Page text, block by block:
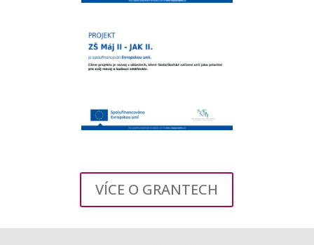
VÍCE O GRANTECH